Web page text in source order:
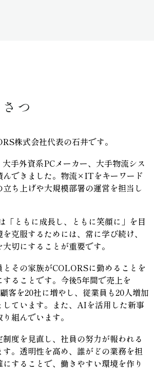
さ つ
株式会社代表の石井です。
手外資系PCメーカー、大手物流シス
んできました。物流×ITをキーワード
ち上げや大規模部署の運営を担当し
「ともに成長し、ともに笑顔に」を目
克服するためには、常に学び続け、
切にすることが重要です。
その家族がCOLORSに勤めることを
ることです。今後5年間で売上を
客を20社に増やし、従業員も20人増加
しています。また、AIを活用した新事
組んでいます。
度を見直し、社員の努力が報われる
。透明性を高め、誰がどの業務を担
することで、働きやすい環境を作り